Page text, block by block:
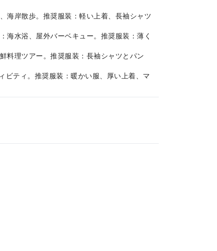
海岸散歩。推奨服装：軽い上着、長袖シャツ
海水浴、屋外バーベキュー。推奨服装：薄く
料理ツアー。推奨服装：長袖シャツとパン
ビティ。推奨服装：暖かい服、厚い上着、マ